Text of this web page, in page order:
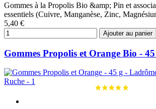
Gommes à la Propolis Bio &amp; Pin et
essentiels (Cuivre, Manganèse, Zinc,
5,40 €
Ajouter au panier
Gommes Propolis et Orange Bio -